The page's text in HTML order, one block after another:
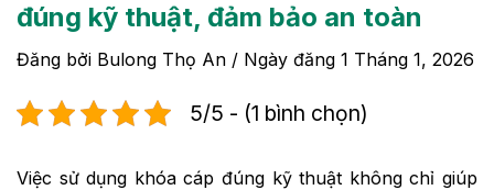
đúng kỹ thuật, đảm bảo an toàn
Đăng bởi Bulong Thọ An / Ngày đăng 1 Tháng 1, 2026
5/5 - (1 bình chọn)
Việc sử dụng khóa cáp đúng kỹ thuật không chỉ giúp